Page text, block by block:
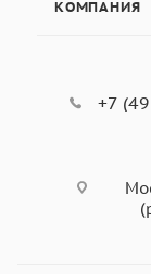
КОМПАНИЯ
+7